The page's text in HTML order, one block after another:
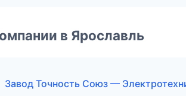
в Ярославль
Завод Точность Союз —